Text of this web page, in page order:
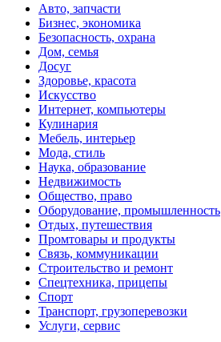
Авто, запчасти
Бизнес, экономика
Безопасность, охрана
Дом, семья
Досуг
Здоровье, красота
Искусство
Интернет, компьютеры
Кулинария
Мебель, интерьер
Мода, стиль
Наука, образование
Недвижимость
Общество, право
Оборудование, промышленность
Отдых, путешествия
Промтовары и продукты
Связь, коммуникации
Строительство и ремонт
Спецтехника, прицепы
Спорт
Транспорт, грузоперевозки
Услуги, сервис